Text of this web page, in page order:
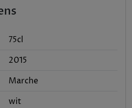
75cl
2015
Marche
wit